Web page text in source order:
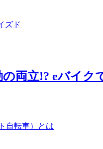
の両立!? eバイ
自転車）とは